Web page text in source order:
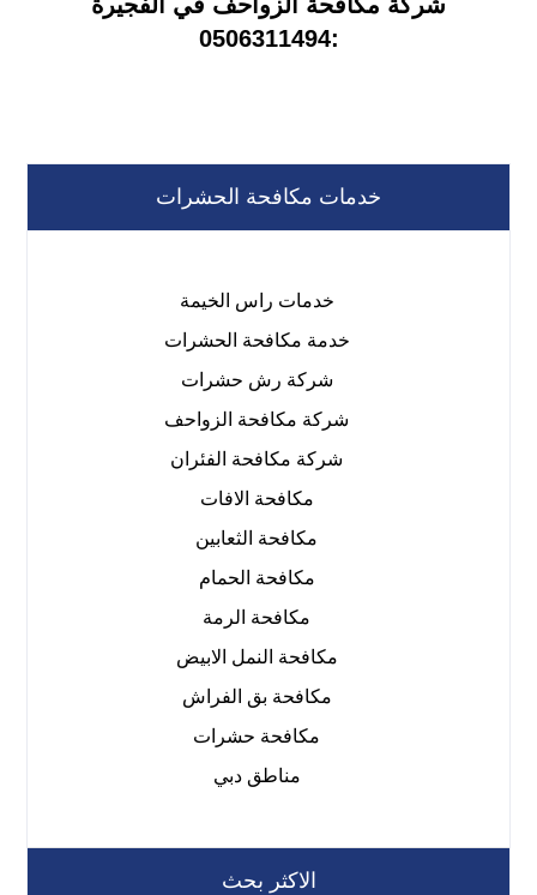
:0506311494
خدمات مكافحة الحشرات
خدمات راس الخيمة
خدمة مكافحة الحشرات
شركة رش حشرات
شركة مكافحة الزواحف
شركة مكافحة الفئران
مكافحة الافات
مكافحة الثعابين
مكافحة الحمام
مكافحة الرمة
مكافحة النمل الابيض
مكافحة بق الفراش
مكافحة حشرات
مناطق دبي
الاكثر بحث